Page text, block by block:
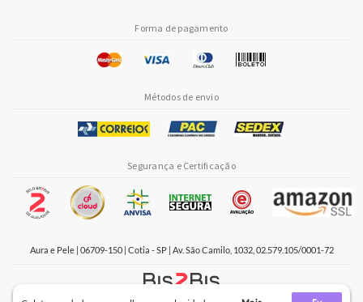
Forma de pagamento
Métodos de envio
Segurança e Certificação
Aura e Pele | 06709-150 | Cotia - SP | Av. São Camilo, 1032, 02.579.105/0001-72